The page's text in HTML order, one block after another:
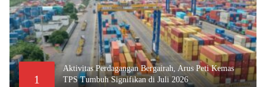
1
Aktivitas Perdagangan Bergairah, Arus Peti Kemas
TPS Tumbuh Signifikan di Juli 2026